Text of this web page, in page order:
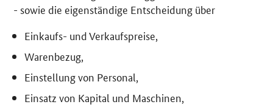
- sowie die eigenständige Entscheidung über
Einkaufs- und Verkaufspreise,
Warenbezug,
Einstellung von Personal,
Einsatz von Kapital und Maschinen,